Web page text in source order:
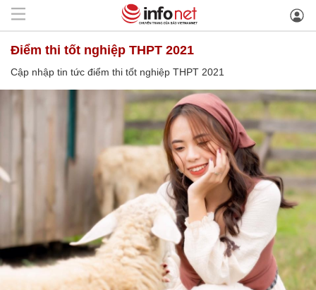
điểm thi tốt nghiệp THPT 2021
Cập nhập tin tức điểm thi tốt nghiệp THPT 2021